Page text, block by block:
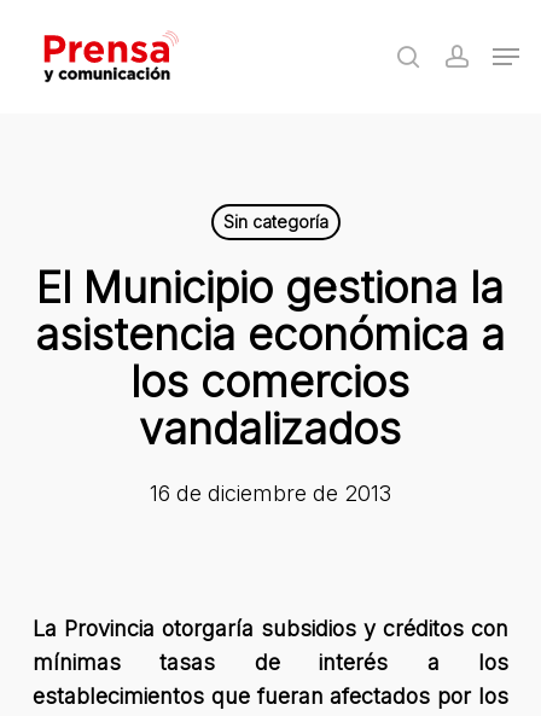
main
search
Sin categoría
El Municipio gestiona la
asistencia económica a
los comercios
vandalizados
16 de diciembre de 2013
La Provincia otorgaría subsidios y créditos con
mínimas tasas de interés a los
establecimientos que fueran afectados por los